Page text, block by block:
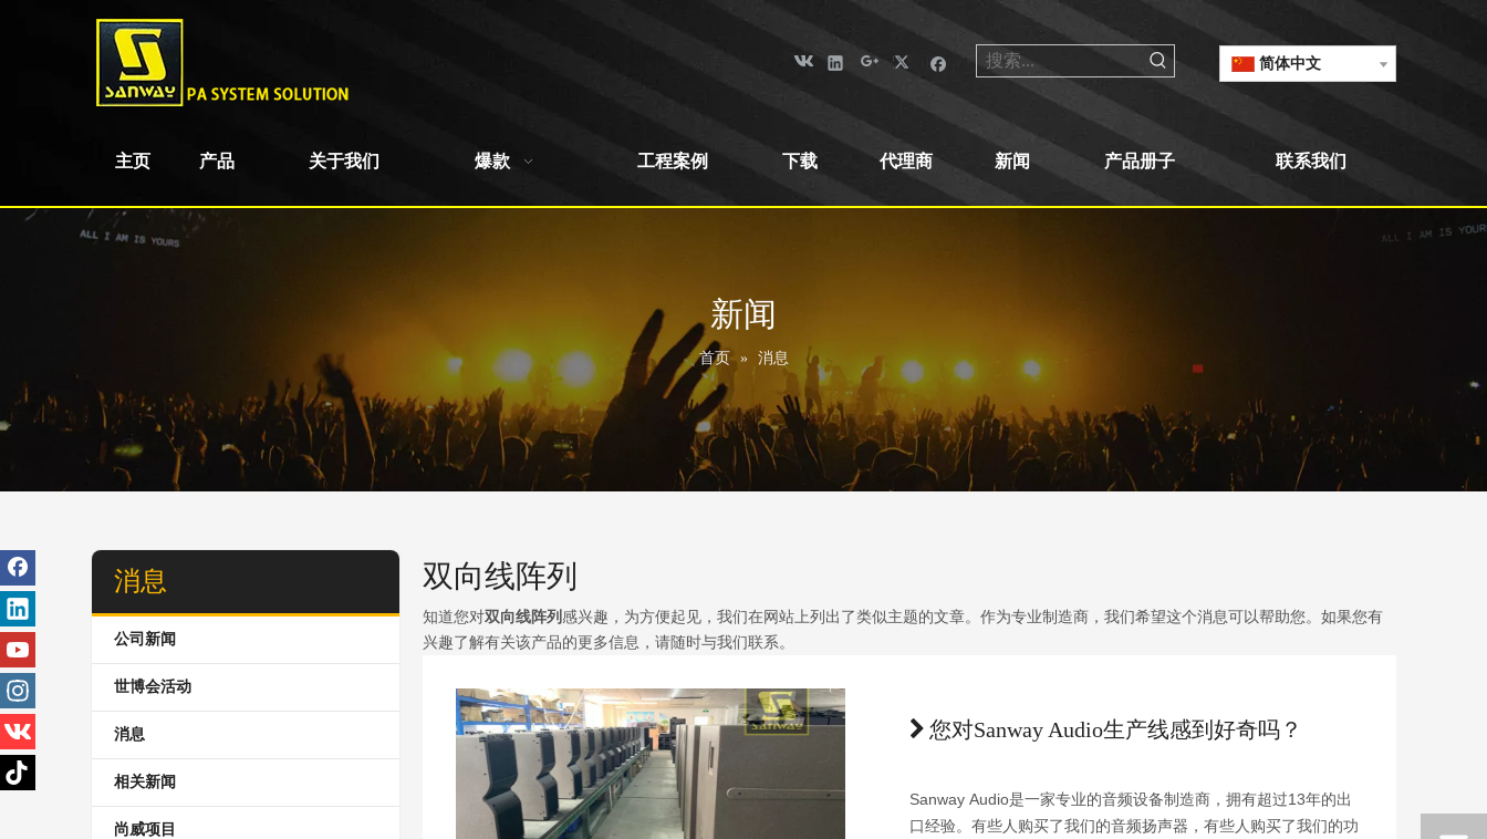
简体中文
主页 产品 关于我们 爆款 工程案例 下载 代理商 新闻 产品册子 联系我们
新闻
首页 » 消息
消息
公司新闻
世博会活动
消息
相关新闻
尚威项目
双向线阵列
知道您对双向线阵列 感兴趣，为方便起见，我们在网站上列出了类似主题的文章。作为专业制造商，我们希望这个消息可以帮助您。如果您有
兴趣了解有关该产品的更多信息，请随时与我们联系。
您对Sanway Audio生产线感到好奇吗？
Sanway Audio是一家专业的音频设备制造商，拥有超过13年的出
口经验。有些人购买了我们的音频扬声器，有些人购买了我们的功